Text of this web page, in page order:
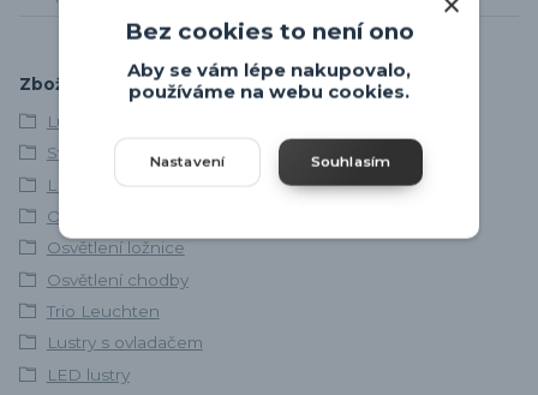
Zboží zařazeno v kategoriích
Lustry a závěsná svítidla
Stropní svítidla
LED svítidla
Osvětlení obývacího pokoje
Osvětlení ložnice
Osvětlení chodby
Trio Leuchten
Lustry s ovladačem
LED lustry
Bez cookies to není ono
Aby se vám lépe nakupovalo,
používáme na webu cookies.
Nastavení Souhlasím